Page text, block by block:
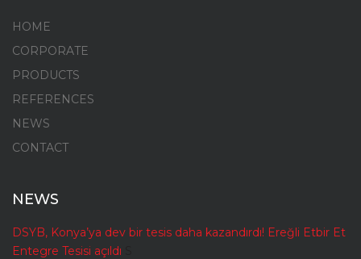
HOME
CORPORATE
PRODUCTS
REFERENCES
NEWS
CONTACT
NEWS
DSYB, Konya’ya dev bir tesis daha kazandırdı! Ereğli Etbir Et
Entegre Tesisi açıldı